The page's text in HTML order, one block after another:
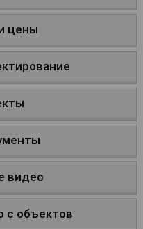
цены
видео
с объектов